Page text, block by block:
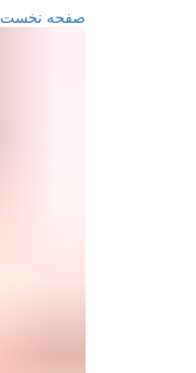
صفحه نخست